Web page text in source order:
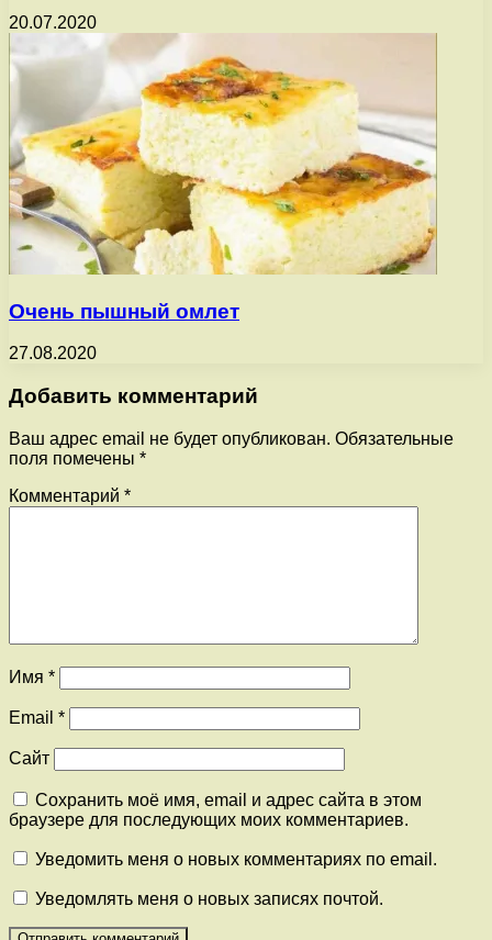
20.07.2020
Очень пышный омлет
27.08.2020
Добавить комментарий
Ваш адрес email не будет опубликован. Обязательные
поля помечены *
Комментарий *
Имя *
Email *
Сайт
Сохранить моё имя, email и адрес сайта в этом
браузере для последующих моих комментариев.
Уведомить меня о новых комментариях по email.
Уведомлять меня о новых записях почтой.